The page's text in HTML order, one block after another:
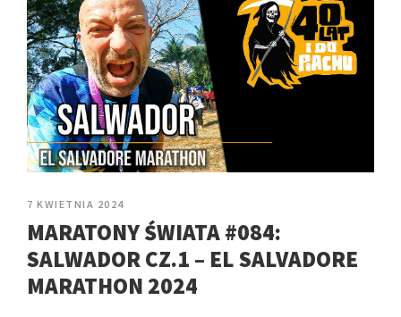
7 KWIETNIA 2024
MARATONY ŚWIATA #084:
SALWADOR CZ.1 – EL SALVADORE
MARATHON 2024